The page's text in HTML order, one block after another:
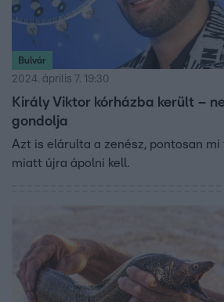
Bulvár
2024. április 7. 19:30
Király Viktor kórházba került –
gondolja
Azt is elárulta a zenész, pontosan
miatt újra ápolni kell.